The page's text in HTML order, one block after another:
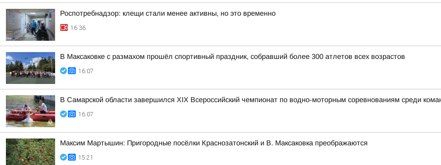
Роспотребнадзор: клещи стали менее активны, но это временно
16:36
В Максаковке с размахом прошёл спортивный праздник, собравший более 300 атлетов всех возрастов
16:07
В Самарской области завершился XIХ Всероссийский чемпионат по водно-моторным соревнованиям среди
16:07
Максим Мартышин: Пригородные посёлки Краснозатонский и В. Максаковка преображаются
15:21